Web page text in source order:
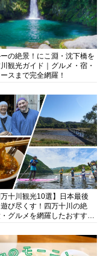
の絶景！にこ淵・沈下橋を
観光ガイド｜グルメ・宿・
スまで完全網羅！
万十川観光10選】日本最後
び尽くす！四万十川の絶
グルメを網羅したおすすめ